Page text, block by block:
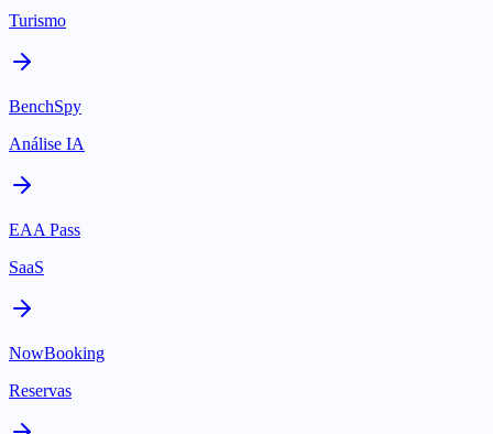
Turismo
BenchSpy
Análise IA
EAA Pass
SaaS
NowBooking
Reservas